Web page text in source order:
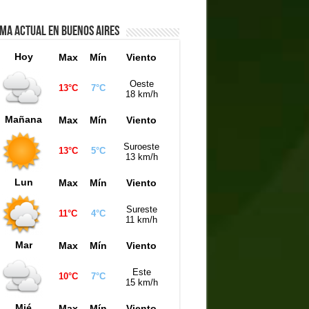
ACTUAL EN BUENOS AIRES
Hoy Max Mín Viento
13°C 7°C
Oeste
18 km/h
Mañana Max Mín Viento
13°C 5°C
Suroeste
13 km/h
Lun Max Mín Viento
11°C 4°C
Sureste
11 km/h
Mar Max Mín Viento
10°C 7°C
Este
15 km/h